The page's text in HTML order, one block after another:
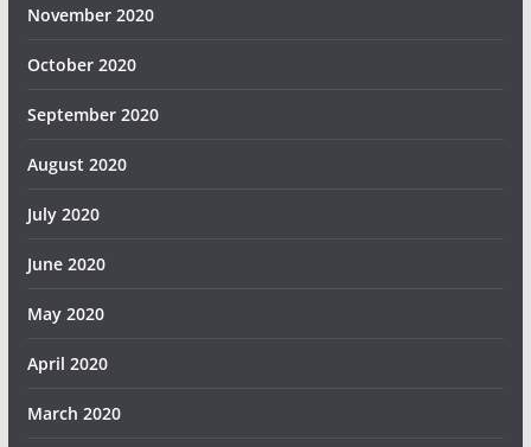
November 2020
October 2020
September 2020
August 2020
July 2020
June 2020
May 2020
April 2020
March 2020